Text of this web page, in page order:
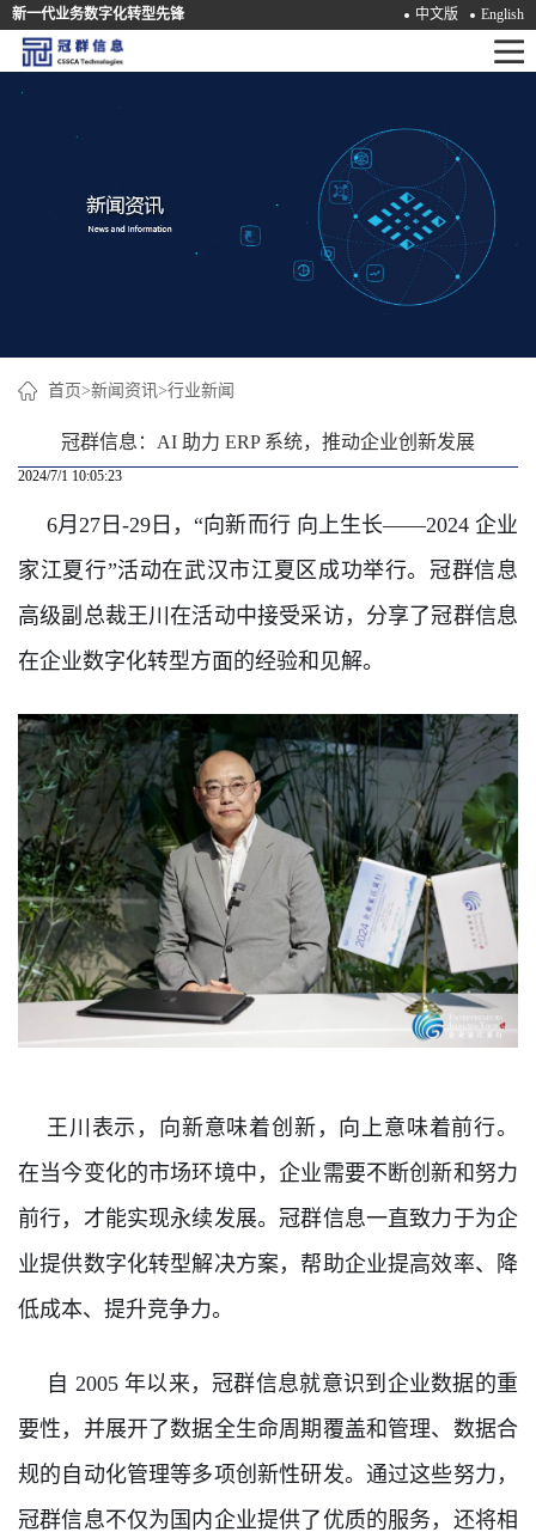
新一代业务数字化转型先锋 中文版 English
首
首页>新闻资讯>行业新闻
冠群信息：AI 助力 ERP 系统，推动企业创新发展
2024/7/1 10:05:23
6月27日-29日，“向新而行 向上生长——2024 企业
家江夏行”活动在武汉市江夏区成功举行。冠群信息
高级副总裁王川在活动中接受采访，分享了冠群信息
在企业数字化转型方面的经验和见解。
王川表示，向新意味着创新，向上意味着前行。
在当今变化的市场环境中，企业需要不断创新和努力
前行，才能实现永续发展。冠群信息一直致力于为企
业提供数字化转型解决方案，帮助企业提高效率、降
低成本、提升竞争力。
自 2005 年以来，冠群信息就意识到企业数据的重
要性，并展开了数据全生命周期覆盖和管理、数据合
规的自动化管理等多项创新性研发。通过这些努力，
冠群信息不仅为国内企业提供了优质的服务，还将相